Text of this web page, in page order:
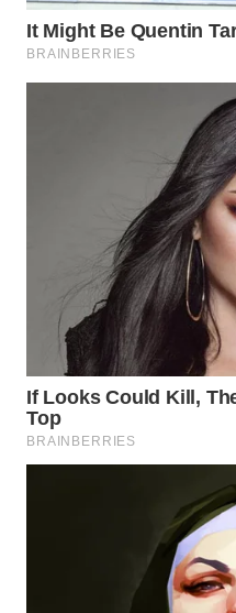
WN
SULSEL
MALUKU
WN
MALUT
WN